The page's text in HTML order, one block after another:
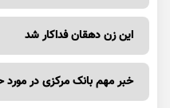
این زن دهقان فداکار شد
خبر مهم بانک مرکزی در